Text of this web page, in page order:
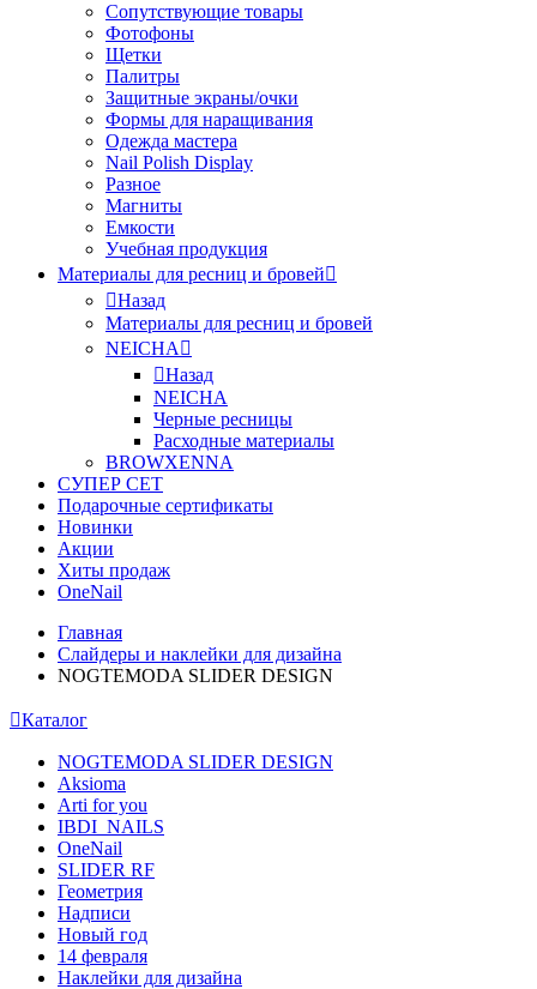
Сопутствующие товары
Фотофоны
Щетки
Палитры
Защитные экраны/очки
Формы для наращивания
Одежда мастера
Nail Polish Display
Разное
Магниты
Емкости
Учебная продукция
Материалы для ресниц и бровей
Назад
Материалы для ресниц и бровей
NEICHA
Назад
NEICHA
Черные ресницы
Расходные материалы
BROWXENNA
СУПЕР СЕТ
Подарочные сертификаты
Новинки
Акции
Хиты продаж
OneNail
Главная
Слайдеры и наклейки для дизайна
NOGTEMODA SLIDER DESIGN
Каталог
NOGTEMODA SLIDER DESIGN
Aksioma
Arti for you
IBDI_NAILS
OneNail
SLIDER RF
Геометрия
Надписи
Новый год
14 февраля
Наклейки для дизайна